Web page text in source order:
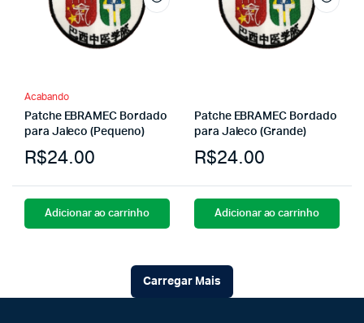
Patche EBRAMEC Bordado
para Jaleco (Pequeno)
R$24.00
Acabando
Adicionar ao carrinho
Patche EBRAMEC Bordado
para Jaleco (Grande)
R$24.00
Adicionar ao carrinho
Carregar Mais